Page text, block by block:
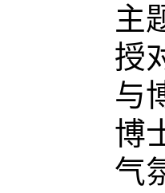
主
授
与
博
气